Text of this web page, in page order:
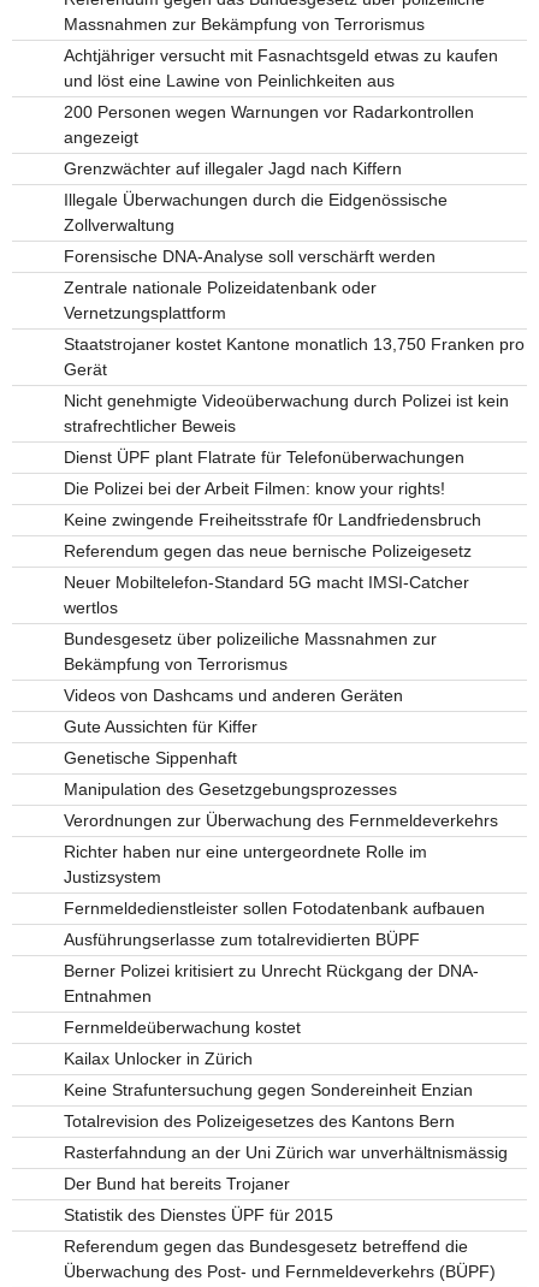
Massnahmen zur Bekämpfung von Terrorismus
Achtjähriger versucht mit Fasnachtsgeld etwas zu kaufen
und löst eine Lawine von Peinlichkeiten aus
200 Personen wegen Warnungen vor Radarkontrollen
angezeigt
Grenzwächter auf illegaler Jagd nach Kiffern
Illegale Überwachungen durch die Eidgenössische
Zollverwaltung
Forensische DNA-Analyse soll verschärft werden
Zentrale nationale Polizeidatenbank oder
Vernetzungsplattform
Staatstrojaner kostet Kantone monatlich 13,750 Franken pro
Gerät
Nicht genehmigte Videoüberwachung durch Polizei ist kein
strafrechtlicher Beweis
Dienst ÜPF plant Flatrate für Telefonüberwachungen
Die Polizei bei der Arbeit Filmen: know your rights!
Keine zwingende Freiheitsstrafe f0r Landfriedensbruch
Referendum gegen das neue bernische Polizeigesetz
Neuer Mobiltelefon-Standard 5G macht IMSI-Catcher
wertlos
Bundesgesetz über polizeiliche Massnahmen zur
Bekämpfung von Terrorismus
Videos von Dashcams und anderen Geräten
Gute Aussichten für Kiffer
Genetische Sippenhaft
Manipulation des Gesetzgebungsprozesses
Verordnungen zur Überwachung des Fernmeldeverkehrs
Richter haben nur eine untergeordnete Rolle im
Justizsystem
Fernmeldedienstleister sollen Fotodatenbank aufbauen
Ausführungserlasse zum totalrevidierten BÜPF
Berner Polizei kritisiert zu Unrecht Rückgang der DNA-
Entnahmen
Fernmeldeüberwachung kostet
Kailax Unlocker in Zürich
Keine Strafuntersuchung gegen Sondereinheit Enzian
Totalrevision des Polizeigesetzes des Kantons Bern
Rasterfahndung an der Uni Zürich war unverhältnismässig
Der Bund hat bereits Trojaner
Statistik des Dienstes ÜPF für 2015
Referendum gegen das Bundesgesetz betreffend die
Überwachung des Post- und Fernmeldeverkehrs (BÜPF)